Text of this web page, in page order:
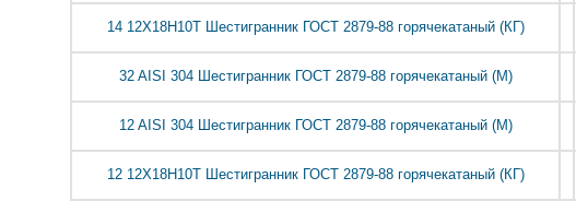
14 12Х18Н10Т Шестигранник ГОСТ 2879-88 горячекатаный (КГ)
32 AISI 304 Шестигранник ГОСТ 2879-88 горячекатаный (М)
12 AISI 304 Шестигранник ГОСТ 2879-88 горячекатаный (М)
12 12Х18Н10Т Шестигранник ГОСТ 2879-88 горячекатаный (КГ)